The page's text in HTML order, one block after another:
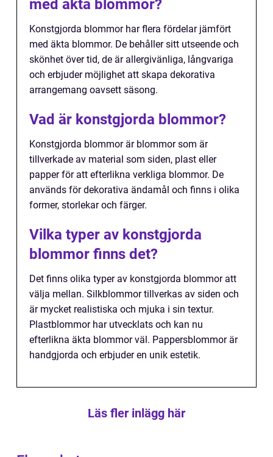
med äkta blommor?
Konstgjorda blommor har flera fördelar jämfört
med äkta blommor. De behåller sitt utseende och
skönhet över tid, de är allergivänliga, långvariga
och erbjuder möjlighet att skapa dekorativa
arrangemang oavsett säsong.
Vad är konstgjorda blommor?
Konstgjorda blommor är blommor som är
tillverkade av material som siden, plast eller
papper för att efterlikna verkliga blommor. De
används för dekorativa ändamål och finns i olika
former, storlekar och färger.
Vilka typer av konstgjorda
blommor finns det?
Det finns olika typer av konstgjorda blommor att
välja mellan. Silkblommor tillverkas av siden och
är mycket realistiska och mjuka i sin textur.
Plastblommor har utvecklats och kan nu
efterlikna äkta blommor väl. Pappersblommor är
handgjorda och erbjuder en unik estetik.
Läs fler inlägg här